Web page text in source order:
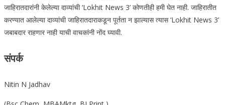
जाहिरातदारांनी केलेल्या दाव्यांची ‘Lokhit News 3’ कोणतीही हमी घेत नाही. जाहिरातीत
करण्यात आलेल्या दाव्यांची जाहिरातदाराकडून पूर्तता न झाल्यास त्यास ‘Lokhit News 3’
जबाबदार राहणार नाही याची वाचकांनी नोंद घ्यावी.
संपर्क
Nitin N Jadhav